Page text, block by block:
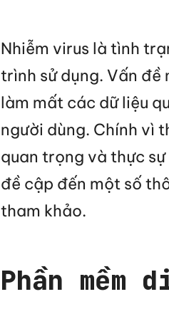
Nhiễm virus là tình
trình sử dụng. Vấn đề
làm mất các dữ liệu
người dùng. Chính vì
quan trọng và thực
đề cập đến một số
tham khảo.
Phần